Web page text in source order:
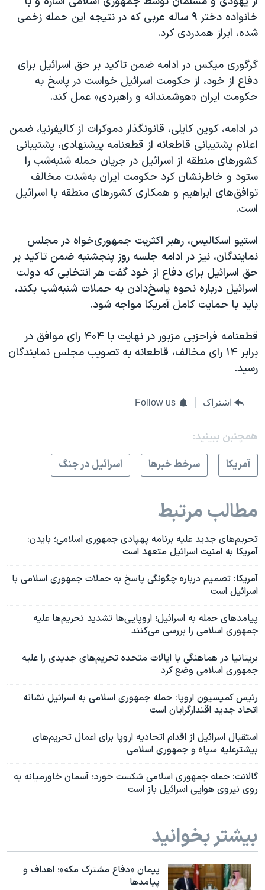
خانواده دختر ٩ ساله عربی که در نتیجه این حمله زخمی
شده، ابراز همدردی کرد.
گرگوری میکس در ادامه ضمن تاکید بر حق اسرائیل برای
دفاع از خود، از حکومت اسرائیل خواست در پاسخ به
حکومت ایران «هوشمندانه و راهبردی» عمل کند.
در ادامه، کوین کایلی، قانونگذار دموکرات از کالیفرنیا، ضمن
اعلام پشتیبانی قاطعانه از قطعنامه پیشنهادی، پشتیبانی
کشورهای منطقه از اسرائیل در جریان حمله شنبه‌شب را
ستود و خاطرنشان کرد حکومت ایران به‌شدت مخالف
توافق‌های ابراهیم و همکاری کشورهای منطقه با اسرائیل
است.
استیو اسکالیس، رهبر اکثریت جمهوری‌خواه در مجلس
نمایندگان، نیز در ادامه جلسه روز پنجشنبه ضمن تاکید بر
حق اسرائیل برای دفاع از خود گفت هر انتخابی که دولت
اسرائیل درباره نحوه پاسخ‌دادن به حملات شنبه‌شب بکند،
باید با حمایت کامل آمریکا مواجه شود.
قطعنامه فراحزبی مزبور در نهایت با ۴۰۴ رای موافق در
برابر ۱۴ رای مخالف، قاطعانه به تصویب مجلس نمایندگان
رسید.
اشتراک Follow us
همچنبن ببینید:
آمريکا
سرخط خبرها اسرائیل در جنگ
مطالب مرتبط
تحریم‌های جدید علیه برنامه پهپادی جمهوری اسلامی؛ بایدن:
آمریکا به امنیت اسرائیل متعهد است
آمریکا: تصمیم درباره چگونگی پاسخ به حملات جمهوری اسلامی با
اسرائیل است
پیامدهای حمله به اسرائیل؛ اروپایی‌ها تشدید تحریم‌‌ها علیه
جمهوری اسلامی را بررسی می‌کنند
بریتانیا در هماهنگی با ایالات متحده تحریم‌های جدیدی را علیه
جمهوری اسلامی وضع کرد
رئیس کمیسیون اروپا: حمله جمهوری اسلامی به اسرائیل نشانه
اتحاد جدید اقتدارگرایان است
استقبال اسرائیل از اقدام اتحادیه اروپا برای اعمال تحریم‌های
بیشترعلیه سپاه و جمهوری اسلامی
گالانت: حمله جمهوری اسلامی شکست خورد؛ آسمان خاورمیانه به
روی نیروی هوایی اسرائیل باز است
بیشتر بخوانید
پیمان «دفاع مشترک مکه»؛ اهداف و
پیامدها